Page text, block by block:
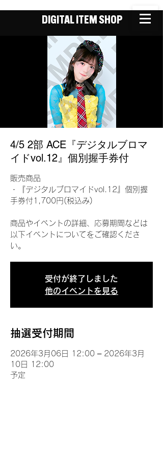
DIGITAL ITEM SHOP
4/5 2部 ACE『デジタルブロマ
イドvol.12』個別握手券付
販売商品
・『デジタルブロマイドvol.12』個別握
手券付1,700円(税込み)
商品やイベントの詳細、応募期間などは
以下イベントについてをご確認くださ
い。
受付が終了しました
他のイベントを見る
抽選受付期間
2026年3月06日 12:00 – 2026年3月
10日 12:00
予定